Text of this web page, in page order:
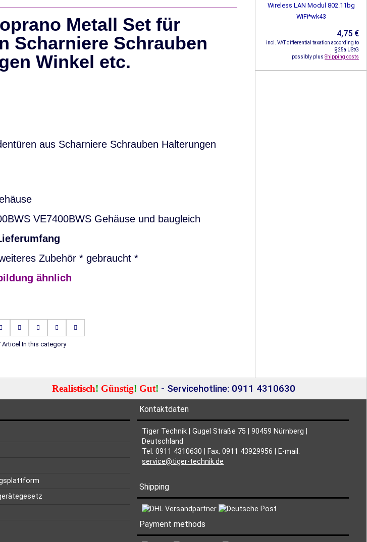
Metall Set für
Scharniere Schrauben
Winkel etc.
aus Scharniere Schrauben Halterungen
VE7400BWS Gehäuse und baugleich
Zubehör * gebraucht *
ähnlich
Articel In this category
4,75 €
incl. VAT differential taxation according to
§25a UStG
possibly plus Shipping costs
Realistisch! Günstig! Gut! - Servicehotline: 0911 4310630
Kontaktdaten
Tiger Technik | Gugel Straße 75 | 90459 Nürnberg |
Deutschland
Tel: 0911 4310630 | Fax: 0911 43929956 | E-mail:
service@tiger-technik.de
Shipping
Payment methods